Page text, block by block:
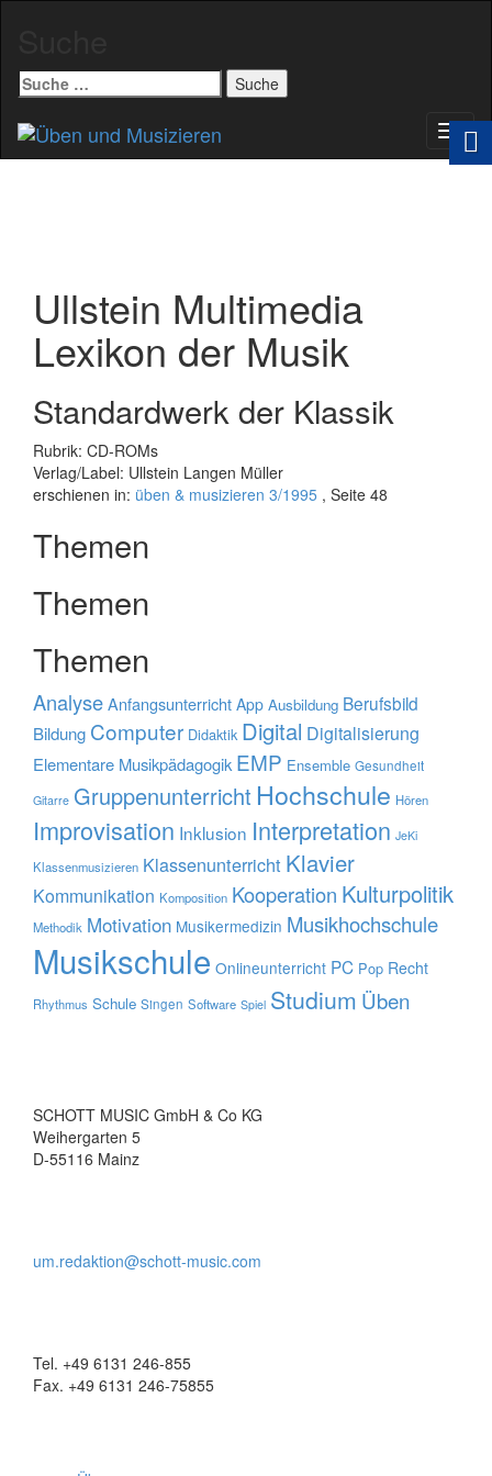
Suche
nach:
Ullstein Multimedia
Lexikon der Musik
Standardwerk der Klassik
Rubrik: CD-ROMs
Verlag/Label: Ullstein Langen Müller
erschienen in: üben & musizieren 3/1995 , Seite 48
Themen
Themen
Themen
AnalyseAnfangsunterricht App Ausbildung Berufsbild
Bildung Computer Didaktik Digital Digitalisierung
Elementare Musikpädagogik EMP Ensemble Gesundheit
Gitarre Gruppenunterricht Hochschule Hören
Improvisation Inklusion Interpretation JeKi
Klassenmusizieren Klassenunterricht Klavier
Kommunikation Komposition Kooperation Kulturpolitik
Methodik Motivation Musikermedizin Musikhochschule
Musikschule Onlineunterricht PC Pop Recht
Rhythmus Schule Singen Software Spiel Studium Üben
SCHOTT MUSIC GmbH & Co KG
Weihergarten 5
D-55116 Mainz
um.redaktion@schott-music.com
Tel. +49 6131 246-855
Fax. +49 6131 246-75855